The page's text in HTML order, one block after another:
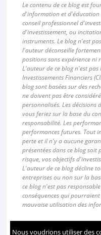
Le contenu de ce blog est
d'information et d'éducation
conseil professionnel
d'investissement, ou
instruments. Le blog n'est
l'auteur déconseille
positions sans expérience ni
L'auteur de ce blog n'est
Investissements Financiers
blog sont basées sur des
ne doivent pas être
personnalisés. Les
vous feriez sur la base du
responsabilité. Les
performances futures. Tout
perte et il n'y a aucune
présentées dans ce blog
risque, vos objectifs
L'auteur de ce blog décline
entreprises ou non sur la
ce blog n'est pas
conséquences qui
mauvaise utilisation des
Nous voudrions utiliser des